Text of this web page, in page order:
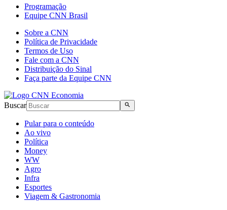
Programação
Equipe CNN Brasil
Sobre a CNN
Política de Privacidade
Termos de Uso
Fale com a CNN
Distribuição do Sinal
Faça parte da Equipe CNN
Buscar
Pular para o conteúdo
Ao vivo
Política
Money
WW
Agro
Infra
Esportes
Viagem & Gastronomia